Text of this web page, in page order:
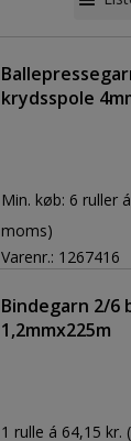
krydsspole
Min. køb: 6 ruller
moms)
Varenr.: 1267416
Bindegarn 2/6
1,2mmx225m
1 rulle á 64,15 kr.